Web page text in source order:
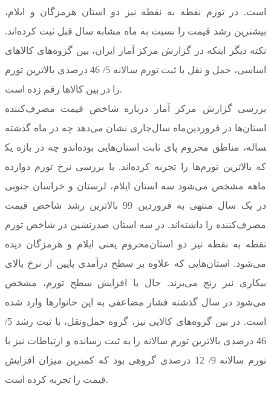
است. در تورم نقطه به نقطه نیز دو استان هرمزگان و ایلام،
بیشترین رشد قیمت را نسبت به ماه مشابه سال قبل ثبت کرده‌اند.
نکته دیگر اینکه در گزارش مرکز آمار ایران، بین گروه‌‌های کالاهای
اساسی، حمل و نقل با ثبت تورم سالانه 5/ 46 درصدی بالاترین تورم
را در بین کالاها رقم زده است.
بررسی گزارش مرکز آمار درباره شاخص قیمت مصرف‌کننده
استان‌ها در فروردین‌ماه سال‌جاری نشان می‌دهد چه در ماه گذشته
و چه در بازه یک‎ساله، مناطق محروم پای ثابت استان‌هایی بوده‌اند
که بالاترین تورم‌ها را تجربه کرده‌اند. با بررسی نرخ تورم دوازده
ماهه مشخص می‌شود سه استان ایلام، لرستان و خراسان جنوبی
در یک سال منتهی به فروردین 99 بالاترین رشد شاخص قیمت
مصرف‌کننده را داشته‌اند. در سه استان صدرنشین در شاخص تورم
نقطه به نقطه نیز دو استان‌محروم یعنی ایلام و هرمزگان دیده
می‌شود. استان‌هایی که علاوه بر سطح درآمدی پایین از نرخ بالای
بیکاری نیز رنج می‌برند. حال با افزایش سطح تورم، مشخص
می‌شود در سال گذشته فشار مضاعفی به این خانوارها وارد شده
است. در بین گروه‌های کالایی نیز، گروه حمل‌و‌نقل، با ثبت رشد 5/
46 درصدی بالاترین تورم سالانه را به ثبت رسانده و ارتباطات نیز با
تورم سالانه 9/ 12 درصدی گروهی بود که کمترین میزان افزایش
قیمت را تجربه کرده است.